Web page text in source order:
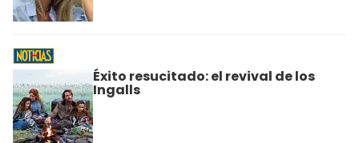
Éxito resucitado: el revival de los
Ingalls